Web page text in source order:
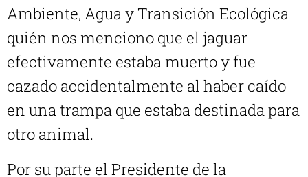
Ambiente, Agua y Transición Ecológica
quién nos menciono que el jaguar
efectivamente estaba muerto y fue
cazado accidentalmente al haber caído
en una trampa que estaba destinada para
otro animal.
Por su parte el Presidente de la